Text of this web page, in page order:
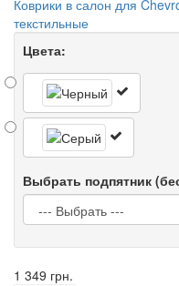
Коврики в салон для
текстильные
Цвета:
Выбрать подпятник
1 349 грн.